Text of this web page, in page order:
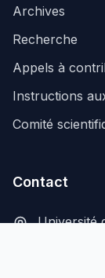
Archives
Recherche
Appels à
Instructions
Comité
Contact
Université